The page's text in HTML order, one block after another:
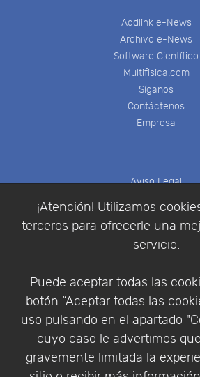
¡Atención! Utilizamos
terceros para ofrecerle una
servicio.
Puede aceptar todas las
botón “Aceptar todas las
uso pulsando en el apartado
cuyo caso le advertimos
gravemente limitada la
Addlink e-News
Archivo e-News
Software Científico
Multifisica.com
Síganos
Contáctenos
Empresa
Aviso Legal
Política de
Condiciones de
Identificarse
Empresa|Aviso Legal| Política
Política de Cookies